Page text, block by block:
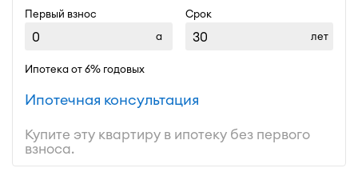
Первый взнос
Срок
лет
Ипотека от 6% годовых
Ипотечная консультация
Купите эту квартиру в ипотеку без первого
взноса.